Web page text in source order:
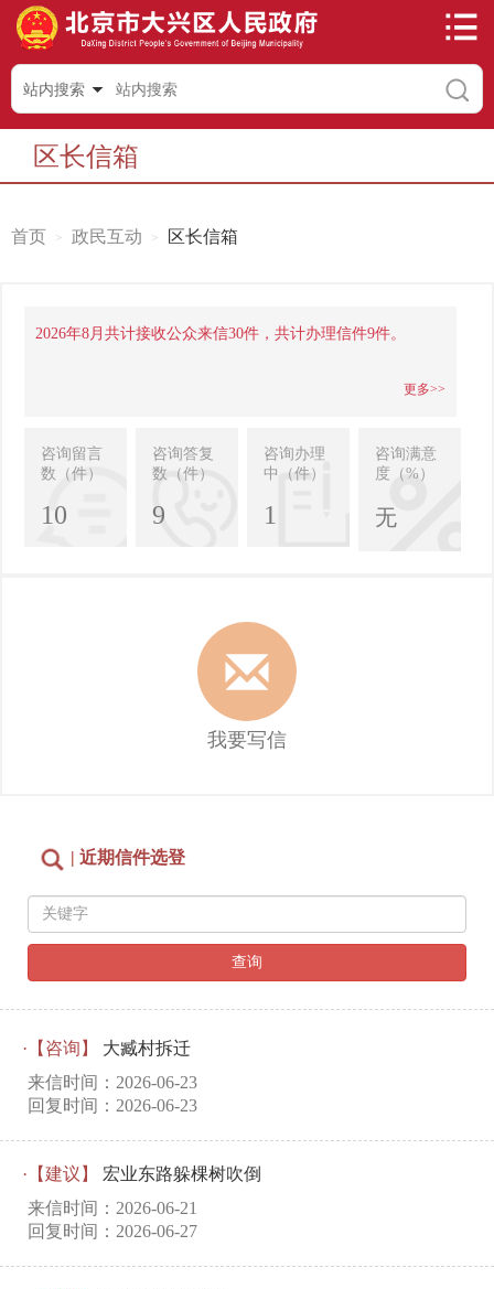
站内搜索
区长信箱
首页 政民互动 区长信箱
2026年8月共计接收公众来信30件，共计办理信件9件。
更多>>
咨询留言
数（件）
10
咨询答复
数（件）
9
咨询办理
中（件）
1
咨询满意
度（%）
无
我要写信
| 近期信件选登
查询
·【咨询】 大臧村拆迁
来信时间：2026-06-23
回复时间：2026-06-23
·【建议】 宏业东路躲棵树吹倒
来信时间：2026-06-21
回复时间：2026-06-27